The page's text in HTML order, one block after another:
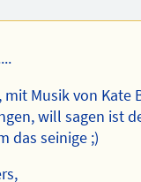
mit Musik von Kate
will sagen ist
das seinige ;)